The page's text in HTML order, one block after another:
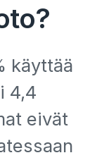
käyttää
4,4
eivät